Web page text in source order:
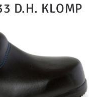
D.H. KLOMP